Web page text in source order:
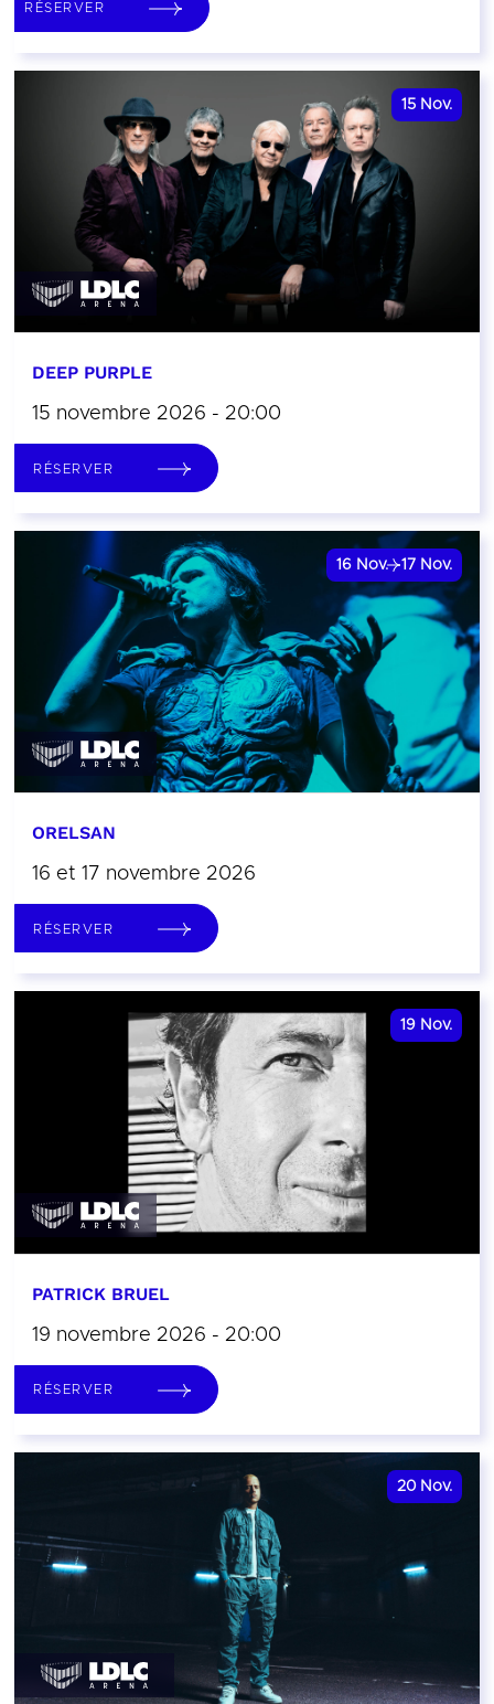
RÉSERVER
15 Nov.
DEEP PURPLE
15 novembre 2026 - 20:00
RÉSERVER
16 Nov. 17 Nov.
ORELSAN
16 et 17 novembre 2026
RÉSERVER
19 Nov.
PATRICK BRUEL
19 novembre 2026 - 20:00
RÉSERVER
20 Nov.